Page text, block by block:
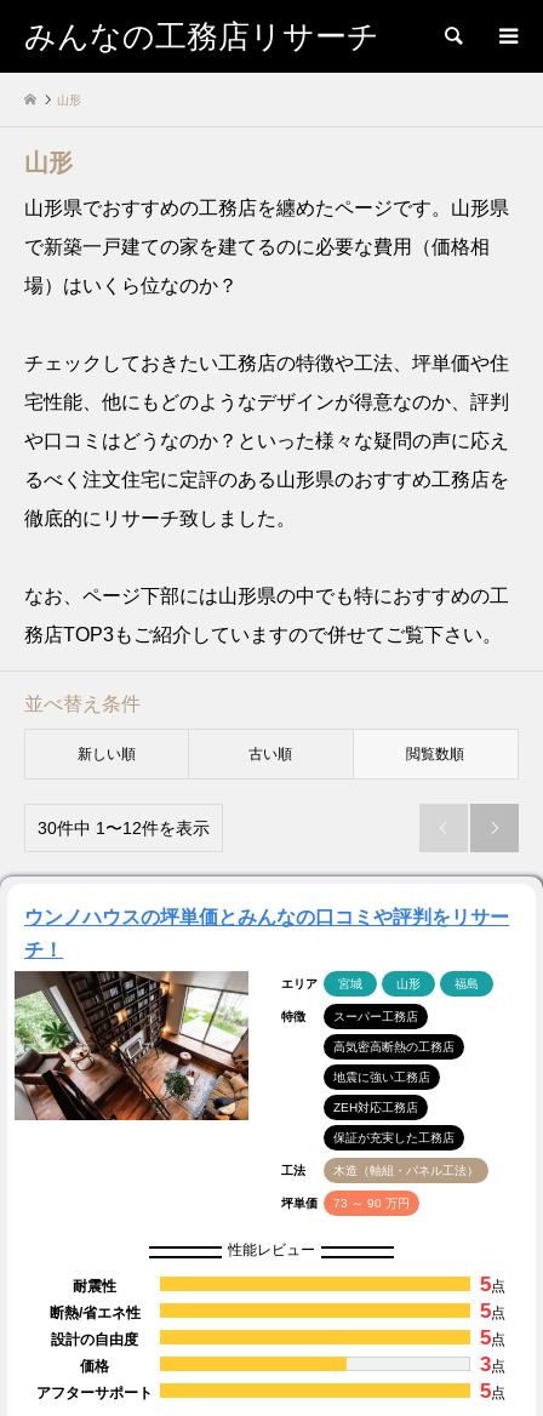
みんなの工務店リサーチ 検索
山形
山形
山形県でおすすめの工務店を纏めたページです。山形県
で新築一戸建ての家を建てるのに必要な費用（価格相
場）はいくら位なのか？
チェックしておきたい工務店の特徴や工法、坪単価や住
宅性能、他にもどのようなデザインが得意なのか、評判
や口コミはどうなのか？といった様々な疑問の声に応え
るべく注文住宅に定評のある山形県のおすすめ工務店を
徹底的にリサーチ致しました。
なお、ページ下部には山形県の中でも特におすすめの工
務店TOP3もご紹介していますので併せてご覧下さい。
並べ替え条件
新しい順 古い順 閲覧数順
30件中 1〜12件を表示  
ウンノハウスの坪単価とみんなの口コミや評判をリサー
チ！
エリア 宮城 山形 福島
特徴 スーパー工務店
高気密高断熱の工務店
地震に強い工務店
ZEH対応工務店
保証が充実した工務店
工法 木造（軸組・パネル工法）
坪単価 73 ～ 90 万円
性能レビュー
耐震性 5点
断熱/省エネ性
5点
設計の自由度
5点
価格
3点
アフターサポート
5点